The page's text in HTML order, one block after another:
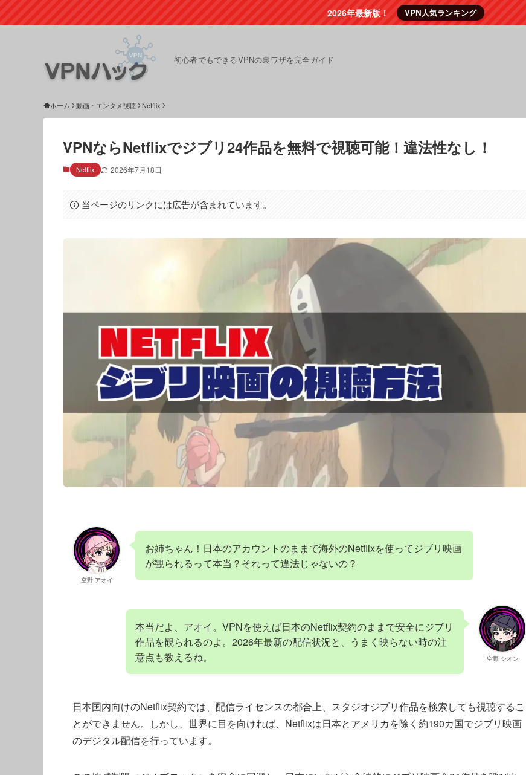
2026年最新版！ VPN人気ランキング
初心者でもできるVPNの裏ワザを完全ガイド
ホーム 動画・エンタメ視聴 Netflix
VPNならNetflixでジブリ24作品を無料で視聴可能！違法性なし！
Netflix 2026年7月18日
当ページのリンクには広告が含まれています。
空野 アオイ
お姉ちゃん！日本のアカウントのままで海外のNetflixを使ってジブリ映画
が観られるって本当？それって違法じゃないの？
空野 シオン
本当だよ、アオイ。VPNを使えば日本のNetflix契約のままで安全にジブリ
作品を観られるのよ。2026年最新の配信状況と、うまく映らない時の注
意点も教えるね。
日本国内向けのNetflix契約では、配信ライセンスの都合上、スタジオジブリ作品を検索しても視聴するこ
とができません。しかし、世界に目を向ければ、Netflixは日本とアメリカを除く約190カ国でジブリ映画
のデジタル配信を行っています。